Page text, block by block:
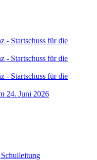
- Startschuss für die
- Startschuss für die
- Startschuss für die
24. Juni 2026